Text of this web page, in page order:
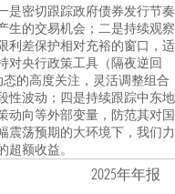
是密切跟踪政府债券发行节奏
生的交易机会；二是持续观察
利差保护相对充裕的窗口，适
对央行政策工具（隔夜逆回
的高度关注，灵活调整组合
性波动；四是持续跟踪中东地
动向等外部变量，防范其对国
震荡预期的大环境下，我们力
额收益。
2025年年报